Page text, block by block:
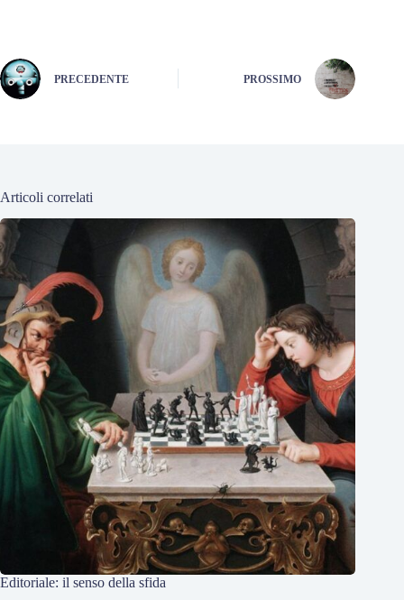
PRECEDENTE PROSSIMO
Articoli correlati
Editoriale: il senso della sfida